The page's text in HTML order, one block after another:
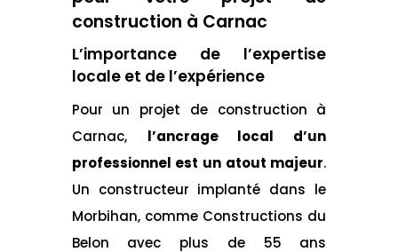
construction à Carnac
L’importance de l’expertise
locale et de l’expérience
Pour un projet de construction à
Carnac, l’ancrage local d’un
professionnel est un atout majeur.
Un constructeur implanté dans le
Morbihan, comme Constructions du
Belon avec plus de 55 ans